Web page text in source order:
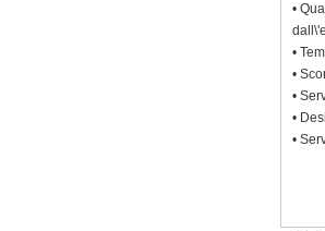
•
•
•
•
•
•